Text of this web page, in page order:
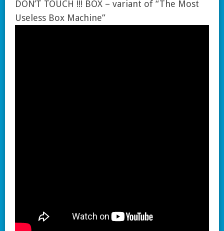
DON’T TOUCH !!! BOX – variant of “The Most
Useless Box Machine”